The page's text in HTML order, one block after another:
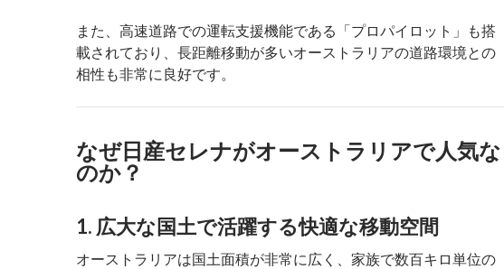
また、高速道路での運転支援機能である「プロパイロット」も搭
載されており、長距離移動が多いオーストラリアの道路環境との
相性も非常に良好です。
なぜ日産セレナがオーストラリアで人気な
のか？
1. 広大な国土で活躍する快適な移動空間
オーストラリアは国土面積が非常に広く、家族で数百キロ単位の